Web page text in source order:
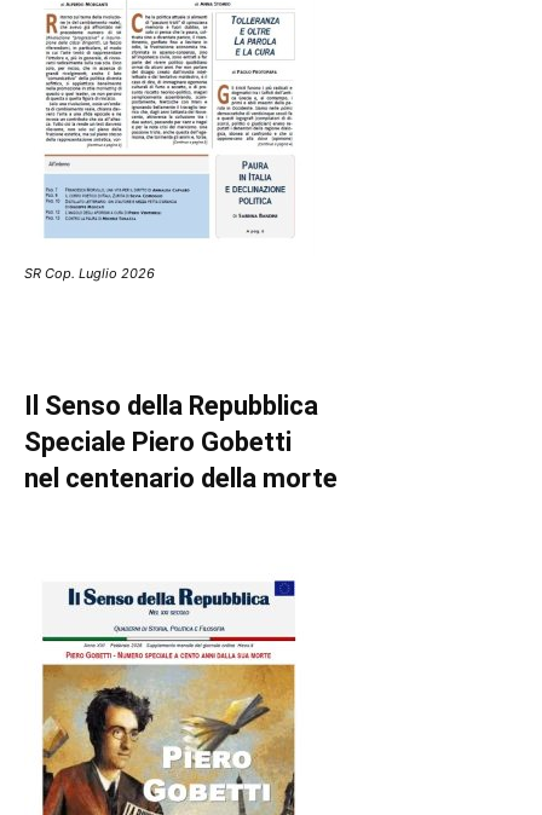
SR Cop. Luglio 2026
Il Senso della Repubblica
Speciale Piero Gobetti
nel centenario della morte